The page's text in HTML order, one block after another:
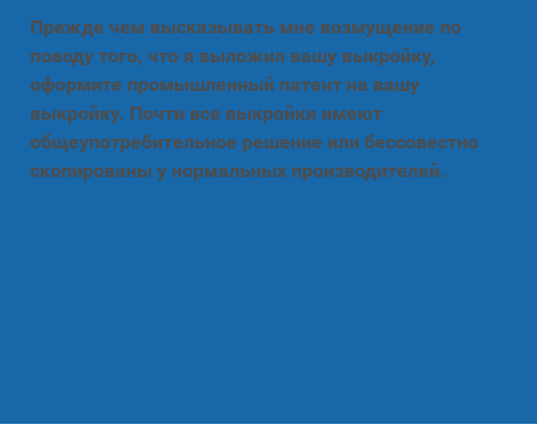
Прежде чем высказывать мне возмущение по
поводу того, что я выложил вашу выкройку,
оформите промышленный патент на вашу
выкройку. Почти все выкройки имеют
общеупотребительное решение или бессовестно
скопированы у нормальных производителей.